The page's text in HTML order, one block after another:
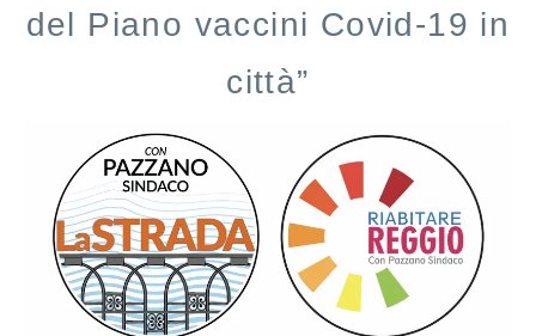
del Piano vaccini Covid-19 in
città”